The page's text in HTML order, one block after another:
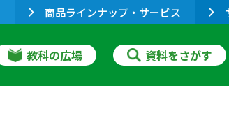
商品ラインナップ・サービス
教科の広場 資料をさがす